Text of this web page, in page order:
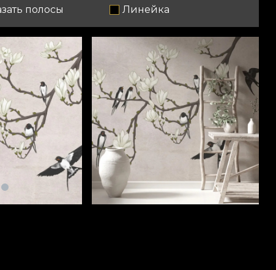
полосы
Линейка